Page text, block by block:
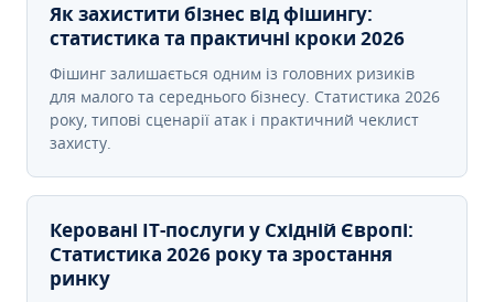
Як захистити бізнес від фішингу:
статистика та практичні кроки 2026
Фішинг залишається одним із головних ризиків
для малого та середнього бізнесу. Статистика 2026
року, типові сценарії атак і практичний чеклист
захисту.
Керовані ІТ-послуги у Східній Європі:
Статистика 2026 року та зростання
ринку